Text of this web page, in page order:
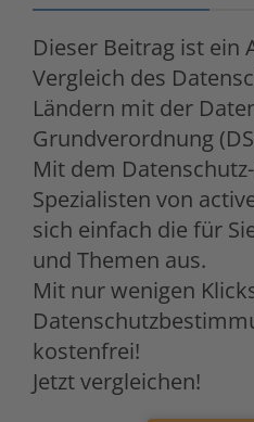
Dieser Beitrag ist ein
Vergleich des
Ländern mit der
Grundverordnung
Mit dem
Spezialisten von
sich einfach die für
und Themen aus.
Mit nur wenigen
kostenfrei!
Jetzt vergleichen!